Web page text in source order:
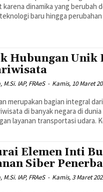
karena dinamika yang berubah
baru hingga
Hubungan Unik
IAP, FRAeS - Kamis, 10 Maret
merupakan bagian integral
di banyak negara di
layanan transportasi udara.
Elemen Inti
Siber
IAP, FRAeS - Kamis, 3 Maret